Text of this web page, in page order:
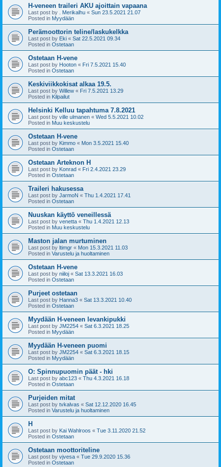
H-veneen traileri AKU ajoittain vapaana
Last post by . Merikalhu « Sun 23.5.2021 21.07
Posted in Myydään
Perämoottorin teline/laskukelkka
Last post by Eki « Sat 22.5.2021 09.34
Posted in Ostetaan
Ostetaan H-vene
Last post by Hooton « Fri 7.5.2021 15.40
Posted in Ostetaan
Keskiviikkokisat alkaa 19.5.
Last post by Willew « Fri 7.5.2021 13.29
Posted in Kilpailut
Helsinki Kelluu tapahtuma 7.8.2021
Last post by ville ulmanen « Wed 5.5.2021 10.02
Posted in Muu keskustelu
Ostetaan H-vene
Last post by Kimmo « Mon 3.5.2021 15.40
Posted in Ostetaan
Ostetaan Arteknon H
Last post by Konrad « Fri 2.4.2021 23.29
Posted in Ostetaan
Traileri hakusessa
Last post by JarmoN « Thu 1.4.2021 17.41
Posted in Ostetaan
Nuuskan käyttö veneillessä
Last post by venetta « Thu 1.4.2021 12.13
Posted in Muu keskustelu
Maston jalan murtuminen
Last post by ltimgr « Mon 15.3.2021 11.03
Posted in Varustelu ja huoltaminen
Ostetaan H-vene
Last post by niiloj « Sat 13.3.2021 16.03
Posted in Ostetaan
Purjeet ostetaan
Last post by Hanna3 « Sat 13.3.2021 10.40
Posted in Ostetaan
Myydään H-veneen levankipukki
Last post by JM2254 « Sat 6.3.2021 18.25
Posted in Myydään
Myydään H-veneen puomi
Last post by JM2254 « Sat 6.3.2021 18.15
Posted in Myydään
O: Spinnupuomin päät - hki
Last post by abc123 « Thu 4.3.2021 16.18
Posted in Ostetaan
Purjeiden mitat
Last post by tvkalvas « Sat 12.12.2020 16.45
Posted in Varustelu ja huoltaminen
H
Last post by Kai Wahlroos « Tue 3.11.2020 21.52
Posted in Ostetaan
Ostetaan moottoriteline
Last post by vjvesa « Tue 29.9.2020 15.36
Posted in Ostetaan